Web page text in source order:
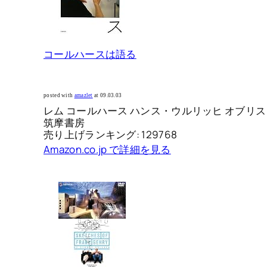
コールハースは語る
posted with amazlet at 09.03.03
レム コールハース ハンス・ウルリッヒ オブリ
筑摩書房
売り上げランキング: 129768
Amazon.co.jp で詳細を見る